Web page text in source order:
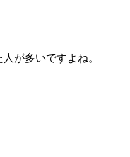
が多いですよね。